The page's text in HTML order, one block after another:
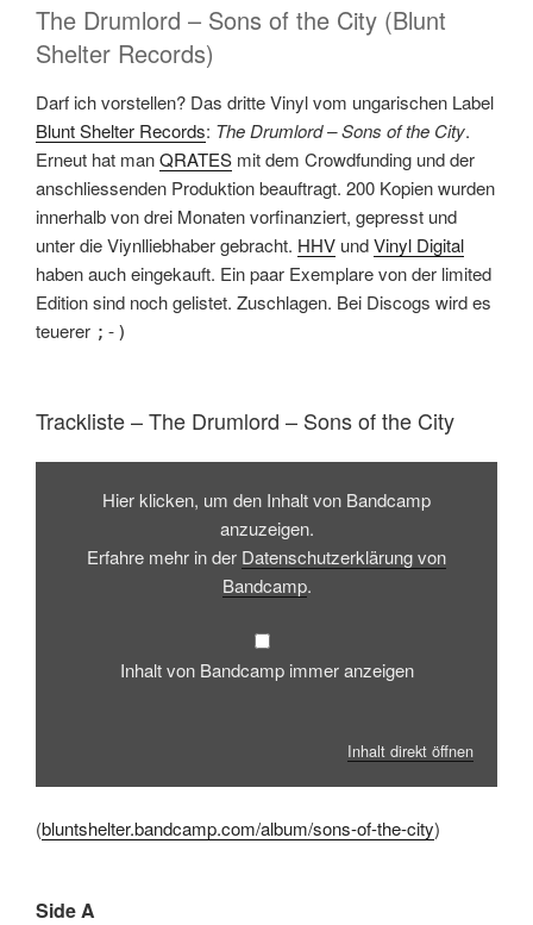
The Drumlord – Sons of the City (Blunt
Shelter Records)
Darf ich vorstellen? Das dritte Vinyl vom ungarischen Label
Blunt Shelter Records: The Drumlord – Sons of the City.
Erneut hat manQRATES mit dem Crowdfunding und der
anschliessenden Produktion beauftragt. 200 Kopien wurden
innerhalb von drei Monaten vorfinanziert, gepresst und
unter die Viynlliebhaber gebracht. HHV undVinyl Digital
haben auch eingekauft. Ein paar Exemplare von der limited
Edition sind noch gelistet. Zuschlagen. Bei Discogs wird es
teuerer ;-)
Trackliste – The Drumlord – Sons of the City
Inhalt
BandcampHier klicken, um den Inhalt von Bandcamp
anzuzeigen.
Erfahre mehr in der Datenschutzerklärung von
Bandcamp.
Inhalt von Bandcamp immer anzeigen
Inhalt direkt öffnen
(bluntshelter.bandcamp.com/album/sons-of-the-city)
Side A